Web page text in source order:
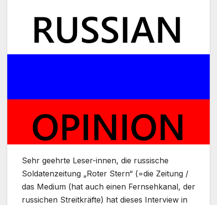
Sehr geehrte Leser-innen, die russische
Soldatenzeitung „Roter Stern“ (=die Zeitung /
das Medium (hat auch einen Fernsehkanal, der
russichen Streitkräfte) hat dieses Interview in